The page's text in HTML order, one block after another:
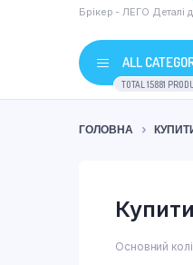
Брікер - ЛЕГО Деталі
ALL
TOTAL 15881
ГОЛОВНА
Основний